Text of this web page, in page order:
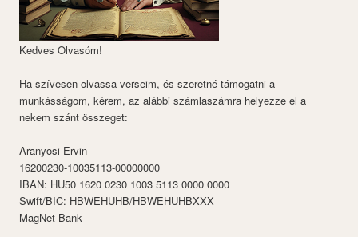
Kedves Olvasóm!
Ha szívesen olvassa verseim, és szeretné támogatni a
munkásságom, kérem, az alábbi számlaszámra helyezze el a
nekem szánt összeget:
Aranyosi Ervin
16200230-10035113-00000000
IBAN: HU50 1620 0230 1003 5113 0000 0000
Swift/BIC: HBWEHUHB/HBWEHUHBXXX
MagNet Bank